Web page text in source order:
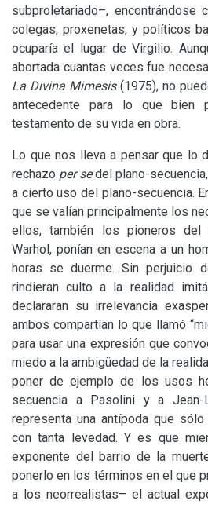
subproletariado–, encontrándose
colegas, proxenetas, y políticos
ocuparía el lugar de Virgilio.
abortada cuantas veces fue
La Divina Mimesis(1975), no
antecedente para lo que bien
testamento de su vida en obra.
Lo que nos lleva a pensar que lo
rechazo per sedel plano-
a cierto uso del plano-secuencia.
que se valían principalmente los
ellos, también los pioneros del
Warhol, ponían en escena a un
horas se duerme. Sin perjuicio
rindieran culto a la realidad
declararan su irrelevancia
ambos compartían lo que llamó
para usar una expresión que
miedo a la ambigüedad de la
poner de ejemplo de los usos
secuencia a Pasolini y a Jean-
representa una antípoda que
con tanta levedad. Y es que
exponente del barrio de la
ponerlo en los términos en el que
a los neorrealistas– el actual